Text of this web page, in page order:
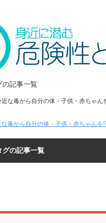
の記事一覧
近な毒から自分の体・子供・赤ちゃ
毒から自分の体・子供・赤ちゃんを
グの記事一覧